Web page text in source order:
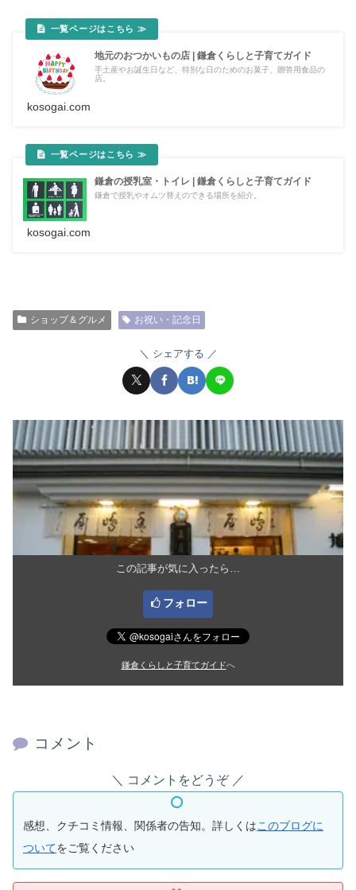
地元のおつかいもの店 | 鎌倉くらしと子育てガイド
手土産やお誕生日など、特別な日のためのお菓子、贈答用食品の
店。
kosogai.com
鎌倉の授乳室・トイレ | 鎌倉くらしと子育てガイド
鎌倉で授乳やオムツ替えのできる場所を紹介。
kosogai.com
ショップ＆グルメ お祝い・記念日
シェアする
この記事が気に入ったら…
フォロー
鎌倉くらしと子育てガイドへ
コメント
コメントをどうぞ
感想、クチコミ情報、関係者の告知。詳しくはこのブログに
ついてをご覧ください